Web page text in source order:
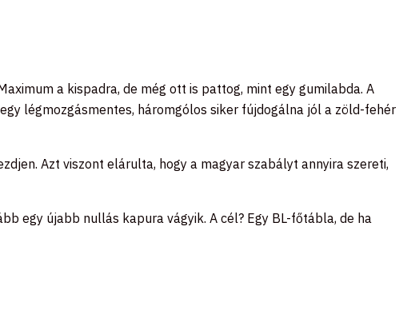
a kispadra, de még ott is pattog, mint egy gumilabda. A
légmozgásmentes, háromgólos siker fújdogálna jól a zöld-fehér
Azt viszont elárulta, hogy a magyar szabályt annyira szereti,
egy újabb nullás kapura vágyik. A cél? Egy BL-főtábla, de ha